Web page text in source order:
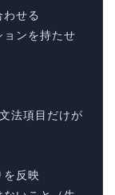
せる
ンを持たせ
法項目だけが
反映